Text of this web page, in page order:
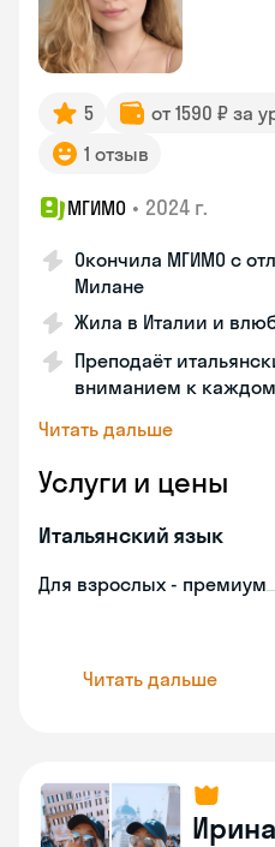
5 от 1590 ₽ за
1 отзыв
МГИМО • 2024 г.
Окончила МГИМО с
Милане
Жила в Италии и
Преподаёт
вниманием к
Читать дальше
Услуги и цены
Итальянский язык
Для взрослых - премиум
Читать дальше
Ирина